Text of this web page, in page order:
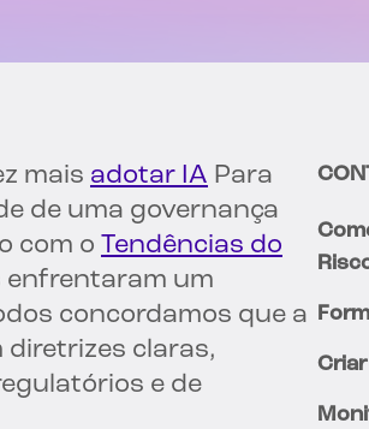
mais adotar IA Para
de uma governança
com o Tendências do
enfrentaram um
concordamos que a
claras,
e de